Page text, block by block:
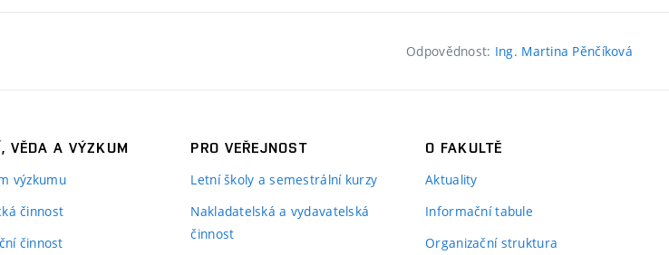
Odpovědnost: Ing. Martina Pěnčíková
VĚDA A VÝZKUM
výzkumu
činnost
činnost
PRO VEŘEJNOST
Letní školy a semestrální kurzy
Nakladatelská a vydavatelská
činnost
O FAKULTĚ
Aktuality
Informační tabule
Organizační struktura